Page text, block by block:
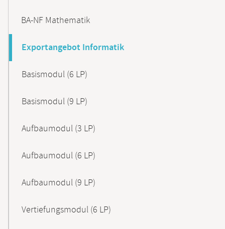
BA-NF Mathematik
Exportangebot Informatik
Basismodul (6 LP)
Basismodul (9 LP)
Aufbaumodul (3 LP)
Aufbaumodul (6 LP)
Aufbaumodul (9 LP)
Vertiefungsmodul (6 LP)